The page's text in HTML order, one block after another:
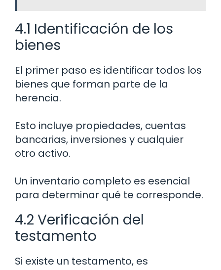
4.1 Identificación de los
bienes
El primer paso es identificar todos los
bienes que forman parte de la
herencia.
Esto incluye propiedades, cuentas
bancarias, inversiones y cualquier
otro activo.
Un inventario completo es esencial
para determinar qué te corresponde.
4.2 Verificación del
testamento
Si existe un testamento, es